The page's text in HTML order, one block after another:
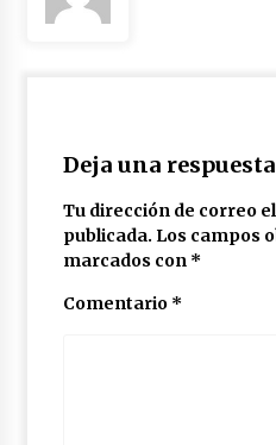
Deja una respuesta
Tu dirección de correo
publicada. Los campos
marcados con *
Comentario *